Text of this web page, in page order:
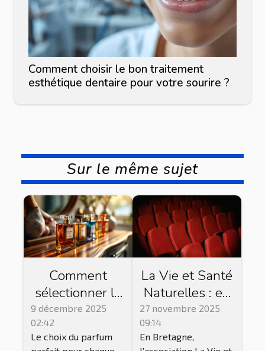
Comment choisir le bon traitement
esthétique dentaire pour votre sourire ?
Sur le même sujet
Comment
sélectionner le
parfum parfait
pour chaque
occasion ?
9 décembre 2025
02:42
Le choix du parfum
La Vie et Santé
Naturelles : en
Bretagne, cette
association
propose des
27 novembre 2025
09:14
En Bretagne,